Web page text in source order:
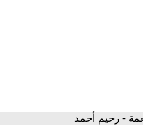
- رحيم أحمد